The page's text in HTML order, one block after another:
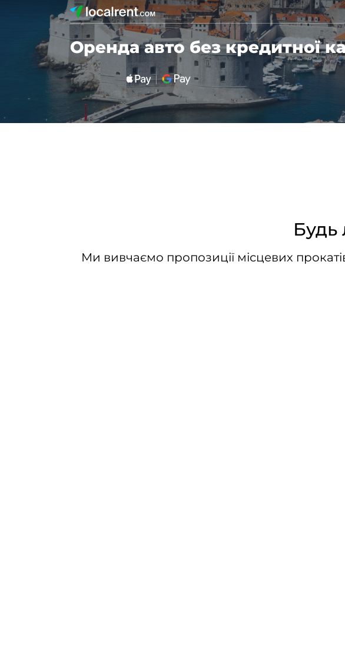
Оренда авто без кредитної
Будь
Ми вивчаємо пропозиції місцевих